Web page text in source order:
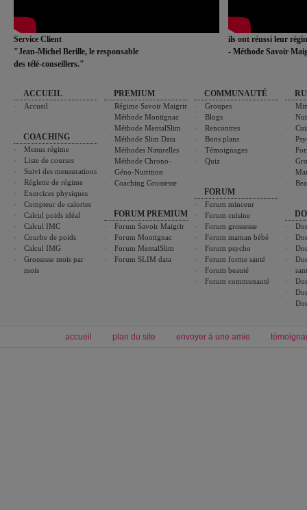
Service Client
"Jean-Michel Berille, le responsable
des télé-conseillers."
ils ont réussi leur
- Méthode Savoir
ACCUEIL
Accueil
COACHING
Menus régime
Liste de courses
Suivi des mensurations
Réglette de régime
Exercices physiques
Compteur de calories
Calcul poids idéal
Calcul IMC
Courbe de poids
Calcul IMG
Grossesse mois par
mois
PREMIUM
Régime Savoir Maigrir
Méthode Montignac
Méthode MentalSlim
Méthode Slim Data
Méthodes Naturelles
Méthode Chrono-
Géno-Nutrition
Coaching Grossesse
FORUM PREMIUM
Forum Savoir Maigrir
Forum Montignac
Forum MentalSlim
Forum SLIM data
COMMUNAUTÉ
Groupes
Blogs
Rencontres
Bons plans
Témoignages
Quiz
FORUM
Forum minceur
Forum cuisine
Forum grossesse
Forum maman bébé
Forum psycho
Forum forme santé
Forum beauté
Forum communauté
accueil plan du site envoyer à une amie